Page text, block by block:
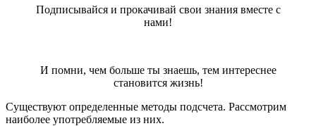
Подписывайся и прокачивай свои знания вместе с
нами!
И помни, чем больше ты знаешь, тем интереснее
становится жизнь!
Существуют определенные методы подсчета. Рассмотрим
наиболее употребляемые из них.